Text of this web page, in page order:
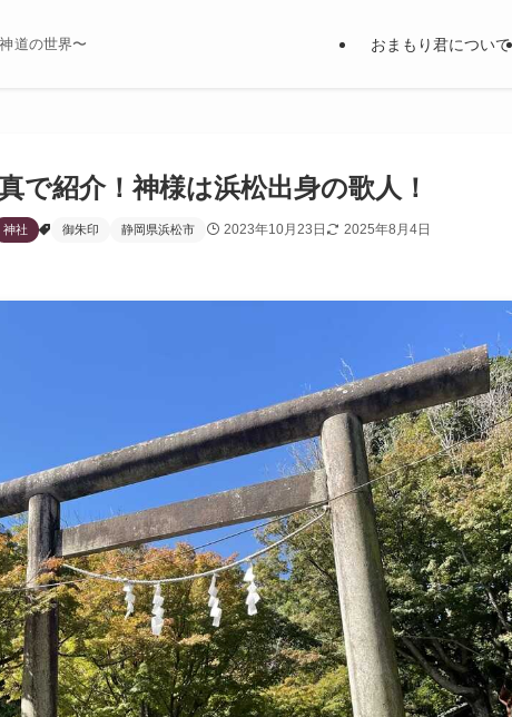
道の世界〜 おまもり君について
で紹介！神様は浜松出身の歌人！
神社 御朱印 静岡県浜松市 2023年10月23日
2025年8月4日